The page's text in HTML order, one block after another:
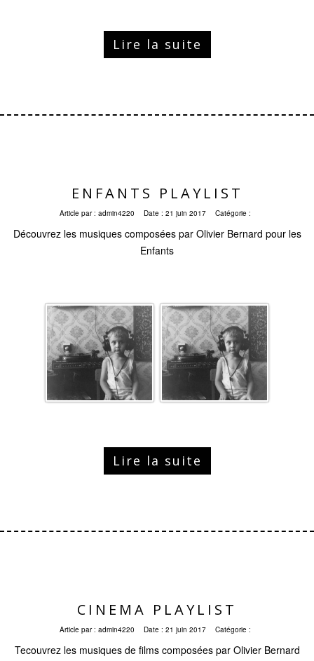
Lire la suite
ENFANTS PLAYLIST
Article par : admin4220 Date : 21 juin 2017 Catégorie :
Découvrez les musiques composées par Olivier Bernard pour les
Enfants
Lire la suite
CINEMA PLAYLIST
Article par : admin4220 Date : 21 juin 2017 Catégorie :
Tecouvrez les musiques de films composées par Olivier Bernard